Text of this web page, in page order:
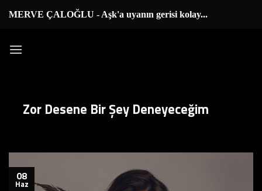
atlaMERVE ÇALOĞLU - Aşk'a uyanın gerisi kolay...
Zor Desene Bir Şey Deneyeceğim
08
Haz